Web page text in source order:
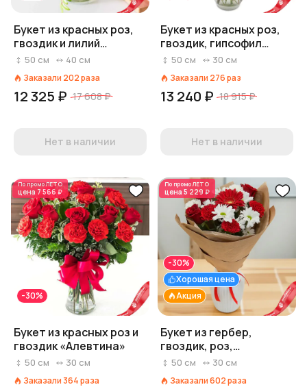
Букет из красных роз,
гвоздик и лилий
«Милада»
50 см 40 см
Заказали 202раза
12 325 ₽ 17 608 ₽
Нет в наличии
Букет из красных роз,
гвоздик, гипсофил
зелени «Василиса»
50 см 30 см
Заказали 276раз
13 240 ₽ 18 915 ₽
Нет в наличии
По промоЛЕТО
цена 7 566 ₽
-30%
Букет из красных роз и
гвоздик «Алевтина»
50 см 30 см
Заказали 364раза
По промоЛЕТО
цена 5 229 ₽
Акция
Хорошая цена
-30%
Букет из гербер,
гвоздик, роз,
хризантем «Страстное
50 см 30 см
Заказали602раза